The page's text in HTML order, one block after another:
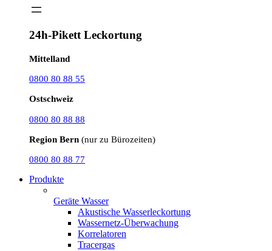
24h-Pikett Leckortung
Mittelland
0800 80 88 55
Ostschweiz
0800 80 88 88
Region Bern (nur zu Bürozeiten)
0800 80 88 77
Produkte
Geräte Wasser
Akustische Wasserleckortung
Wassernetz-Überwachung
Korrelatoren
Tracergas